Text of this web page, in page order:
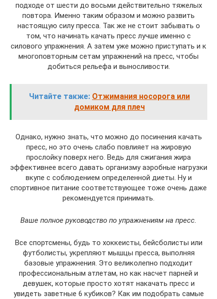
подходе от шести до восьми действительно тяжелых
повтора. Именно таким образом и можно развить
настоящую силу пресса. Так же не стоит забывать о
том, что начинать качать пресс лучше именно с
силового упражнения. А затем уже можно приступать и к
многоповторным сетам упражнений на пресс, чтобы
добиться рельефа и выносливости.
Читайте также: Отжимания носорога или
домиком для плеч
Однако, нужно знать, что можно до посинения качать
пресс, но это очень слабо повлияет на жировую
прослойку поверх него. Ведь для сжигания жира
эффективнее всего давать организму аэробные нагрузки
вкупе с соблюдением определенной диеты. Ну и
спортивное питание соответствующее тоже очень даже
рекомендуется принимать.
Ваше полное руководство по упражнениям на пресс.
Все спортсмены, будь то хоккеисты, бейсболисты или
футболисты, укрепляют мышцы пресса, выполняя
базовые упражнения. Это великолепно подходит
профессиональным атлетам, но как насчет парней и
девушек, которые просто хотят накачать пресс и
увидеть заветные 6 кубиков? Как им подобрать самые